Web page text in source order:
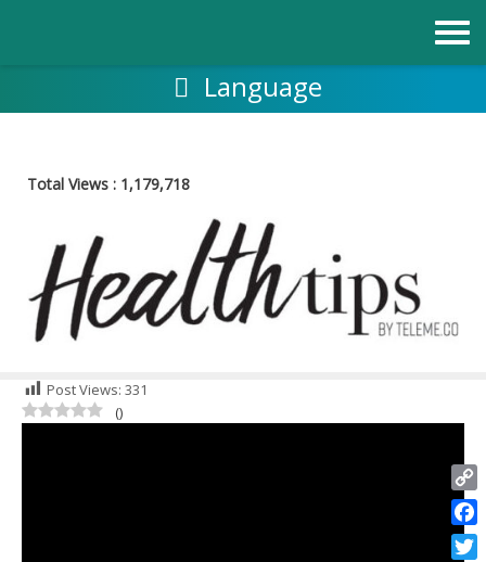
Language
Total Views : 1,179,718
Post Views: 331
()
Copy
Link